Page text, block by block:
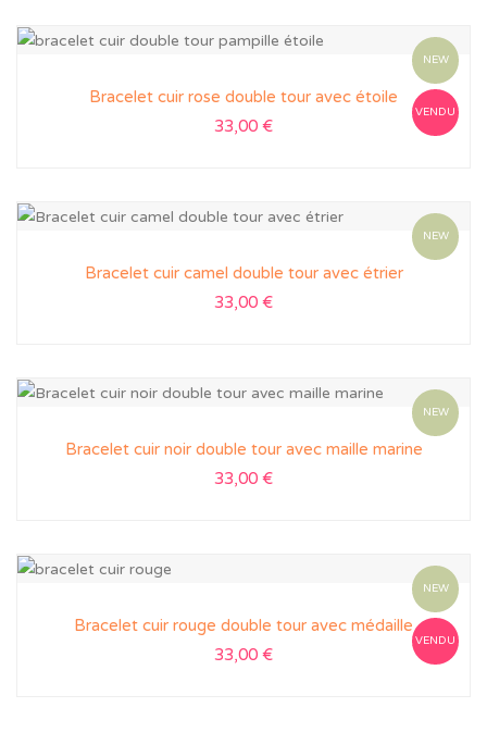
NEW
VENDU
Bracelet cuir rose double tour avec étoile
33,00 €
NEW
Bracelet cuir camel double tour avec étrier
33,00 €
NEW
Bracelet cuir noir double tour avec maille marine
33,00 €
NEW
VENDU
Bracelet cuir rouge double tour avec médaille
33,00 €